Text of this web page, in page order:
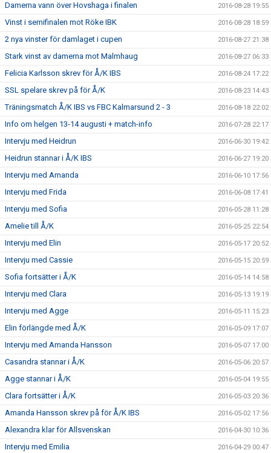
Damerna vann över Hovshaga i finalen 2016-08-28 19:55
Vinst i semifinalen mot Röke IBK 2016-08-28 18:59
2 nya vinster för damlaget i cupen 2016-08-27 21:38
Stark vinst av damerna mot Malmhaug 2016-08-27 06:33
Felicia Karlsson skrev för Å/K IBS 2016-08-24 17:22
SSL spelare skrev på för Å/K 2016-08-23 14:43
Träningsmatch Å/K IBS vs FBC Kalmarsund 2 - 3 2016-08-18 22:02
Info om helgen 13-14 augusti + match-info 2016-07-28 22:17
Intervju med Heidrun 2016-06-30 19:42
Heidrun stannar i Å/K IBS 2016-06-27 19:20
Intervju med Amanda 2016-06-10 17:56
Intervju med Frida 2016-06-08 17:41
Intervju med Sofia 2016-05-28 11:28
Amelie till Å/K 2016-05-25 22:54
Intervju med Elin 2016-05-17 20:52
Intervju med Cassie 2016-05-15 20:59
Sofia fortsätter i Å/K 2016-05-14 14:58
Intervju med Clara 2016-05-13 19:19
Intervju med Agge 2016-05-11 15:23
Elin förlängde med Å/K 2016-05-09 17:07
Intervju med Amanda Hansson 2016-05-07 17:00
Casandra stannar i Å/K 2016-05-06 20:57
Agge stannar i Å/K 2016-05-04 19:55
Clara fortsätter i Å/K 2016-05-03 20:36
Amanda Hansson skrev på för Å/K IBS 2016-05-02 17:56
Alexandra klar för Allsvenskan 2016-04-30 10:36
Intervju med Emilia 2016-04-29 00:47